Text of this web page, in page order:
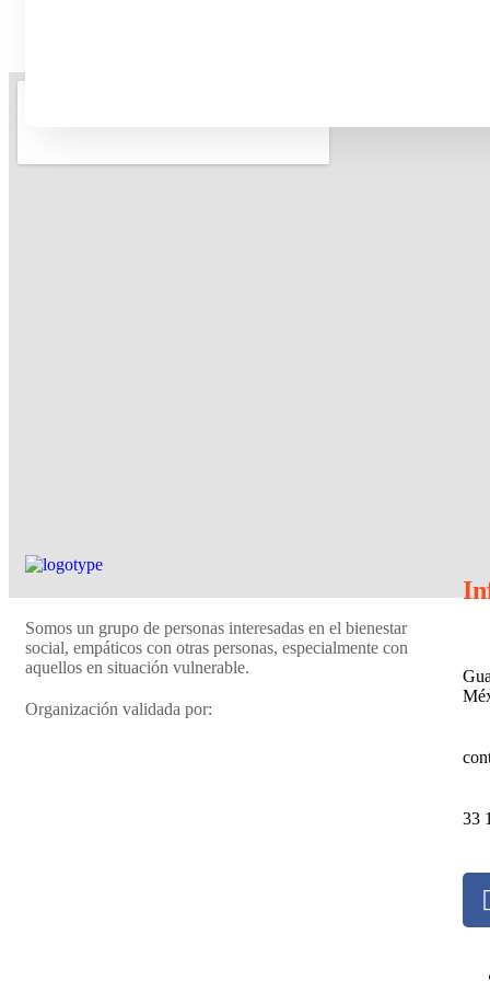
Somos un grupo de personas interesadas en el bienestar
social, empáticos con otras personas, especialmente con
aquellos en situación vulnerable.
Organización validada por:
33